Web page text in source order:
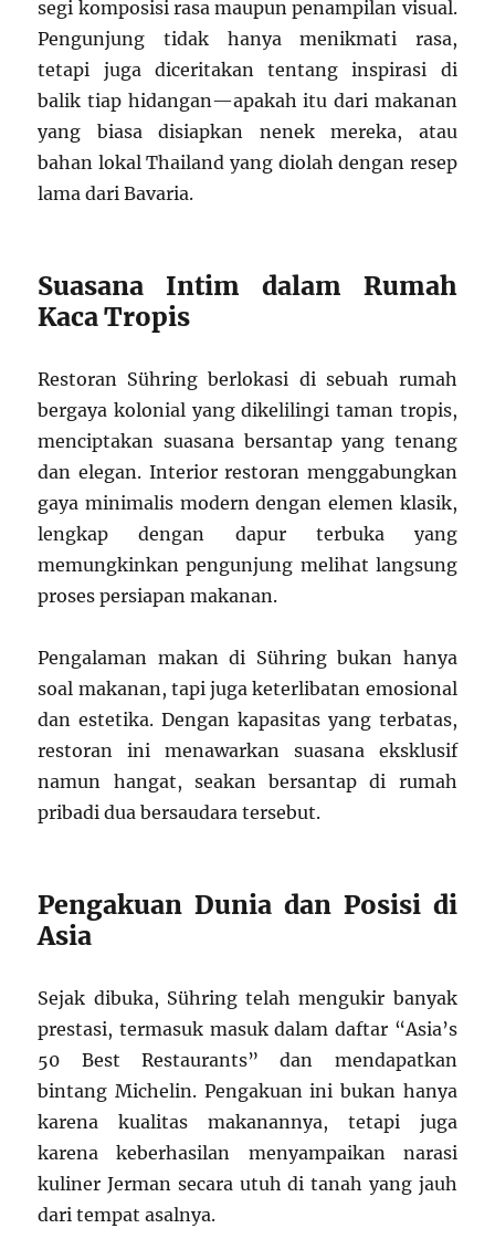
segi komposisi rasa maupun penampilan visual.
Pengunjung tidak hanya menikmati rasa,
tetapi juga diceritakan tentang inspirasi di
balik tiap hidangan—apakah itu dari makanan
yang biasa disiapkan nenek mereka, atau
bahan lokal Thailand yang diolah dengan resep
lama dari Bavaria.
Suasana Intim dalam Rumah
Kaca Tropis
Restoran Sühring berlokasi di sebuah rumah
bergaya kolonial yang dikelilingi taman tropis,
menciptakan suasana bersantap yang tenang
dan elegan. Interior restoran menggabungkan
gaya minimalis modern dengan elemen klasik,
lengkap dengan dapur terbuka yang
memungkinkan pengunjung melihat langsung
proses persiapan makanan.
Pengalaman makan di Sühring bukan hanya
soal makanan, tapi juga keterlibatan emosional
dan estetika. Dengan kapasitas yang terbatas,
restoran ini menawarkan suasana eksklusif
namun hangat, seakan bersantap di rumah
pribadi dua bersaudara tersebut.
Pengakuan Dunia dan Posisi di
Asia
Sejak dibuka, Sühring telah mengukir banyak
prestasi, termasuk masuk dalam daftar “Asia’s
50 Best Restaurants” dan mendapatkan
bintang Michelin. Pengakuan ini bukan hanya
karena kualitas makanannya, tetapi juga
karena keberhasilan menyampaikan narasi
kuliner Jerman secara utuh di tanah yang jauh
dari tempat asalnya.